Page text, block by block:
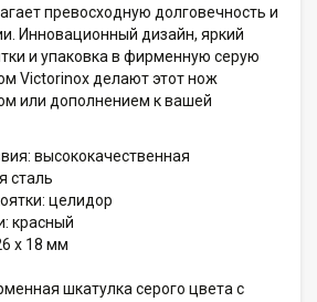
превосходную долговечность и
Инновационный дизайн, яркий
и упаковка в фирменную серую
Victorinox делают этот нож
или дополнением к вашей
высококачественная
сталь
целидор
красный
x 18 мм
шкатулка серого цвета с